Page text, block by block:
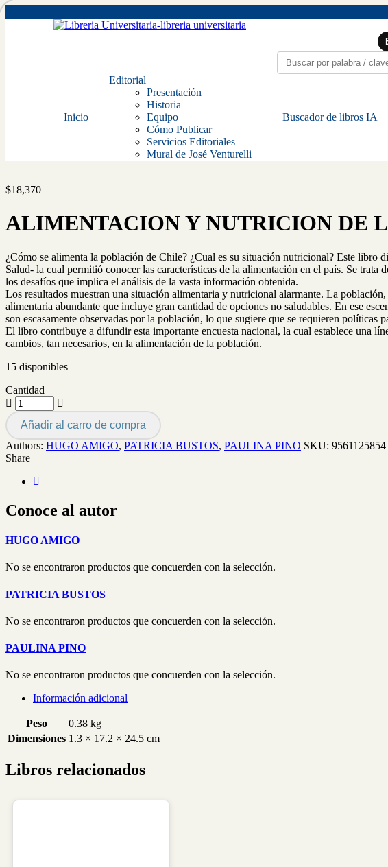
Inicio
Editorial
Presentación
Historia
Equipo
Cómo Publicar
Servicios Editoriales
Mural de José Venturelli
Buscador de libros IA
$18,370
ALIMENTACION Y NUTRICION DE
¿Cómo se alimenta la población de Chile? ¿Cual es su situación nutricional? Este
Salud- la cual permitió conocer las características de la alimentación en el país. Se
los desafíos que implica el análisis de la vasta información obtenida.
Los resultados muestran una situación alimentaria y nutricional alarmante. La
alimentaria abundante que incluye gran cantidad de opciones no saludables. En ese
son escasamente observadas por la población, lo que sugiere que se requieren políticas
El libro contribuye a difundir esta importante encuesta nacional, la cual establece una
cambios, tan necesarios, en la alimentación de la población.
15 disponibles
Cantidad
Añadir al carro de compra
Authors: HUGO AMIGO, PATRICIA BUSTOS, PAULINA PINO SKU: 9561125854
Share
Conoce al autor
HUGO AMIGO
No se encontraron productos que concuerden con la selección.
PATRICIA BUSTOS
No se encontraron productos que concuerden con la selección.
PAULINA PINO
No se encontraron productos que concuerden con la selección.
Información adicional
Peso
0.38 kg
Dimensiones 1.3 × 17.2 × 24.5 cm
Libros relacionados